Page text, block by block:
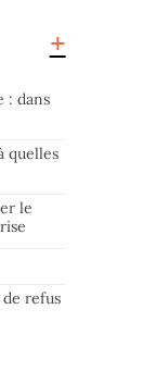
: dans
quelles
le
refus